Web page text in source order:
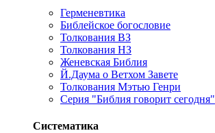
Герменевтика
Библейское богословие
Толкования ВЗ
Толкования НЗ
Женевская Библия
Й.Даума о Ветхом Завете
Толкования Мэтью Генри
Серия "Библия говорит сегодня"
Систематика